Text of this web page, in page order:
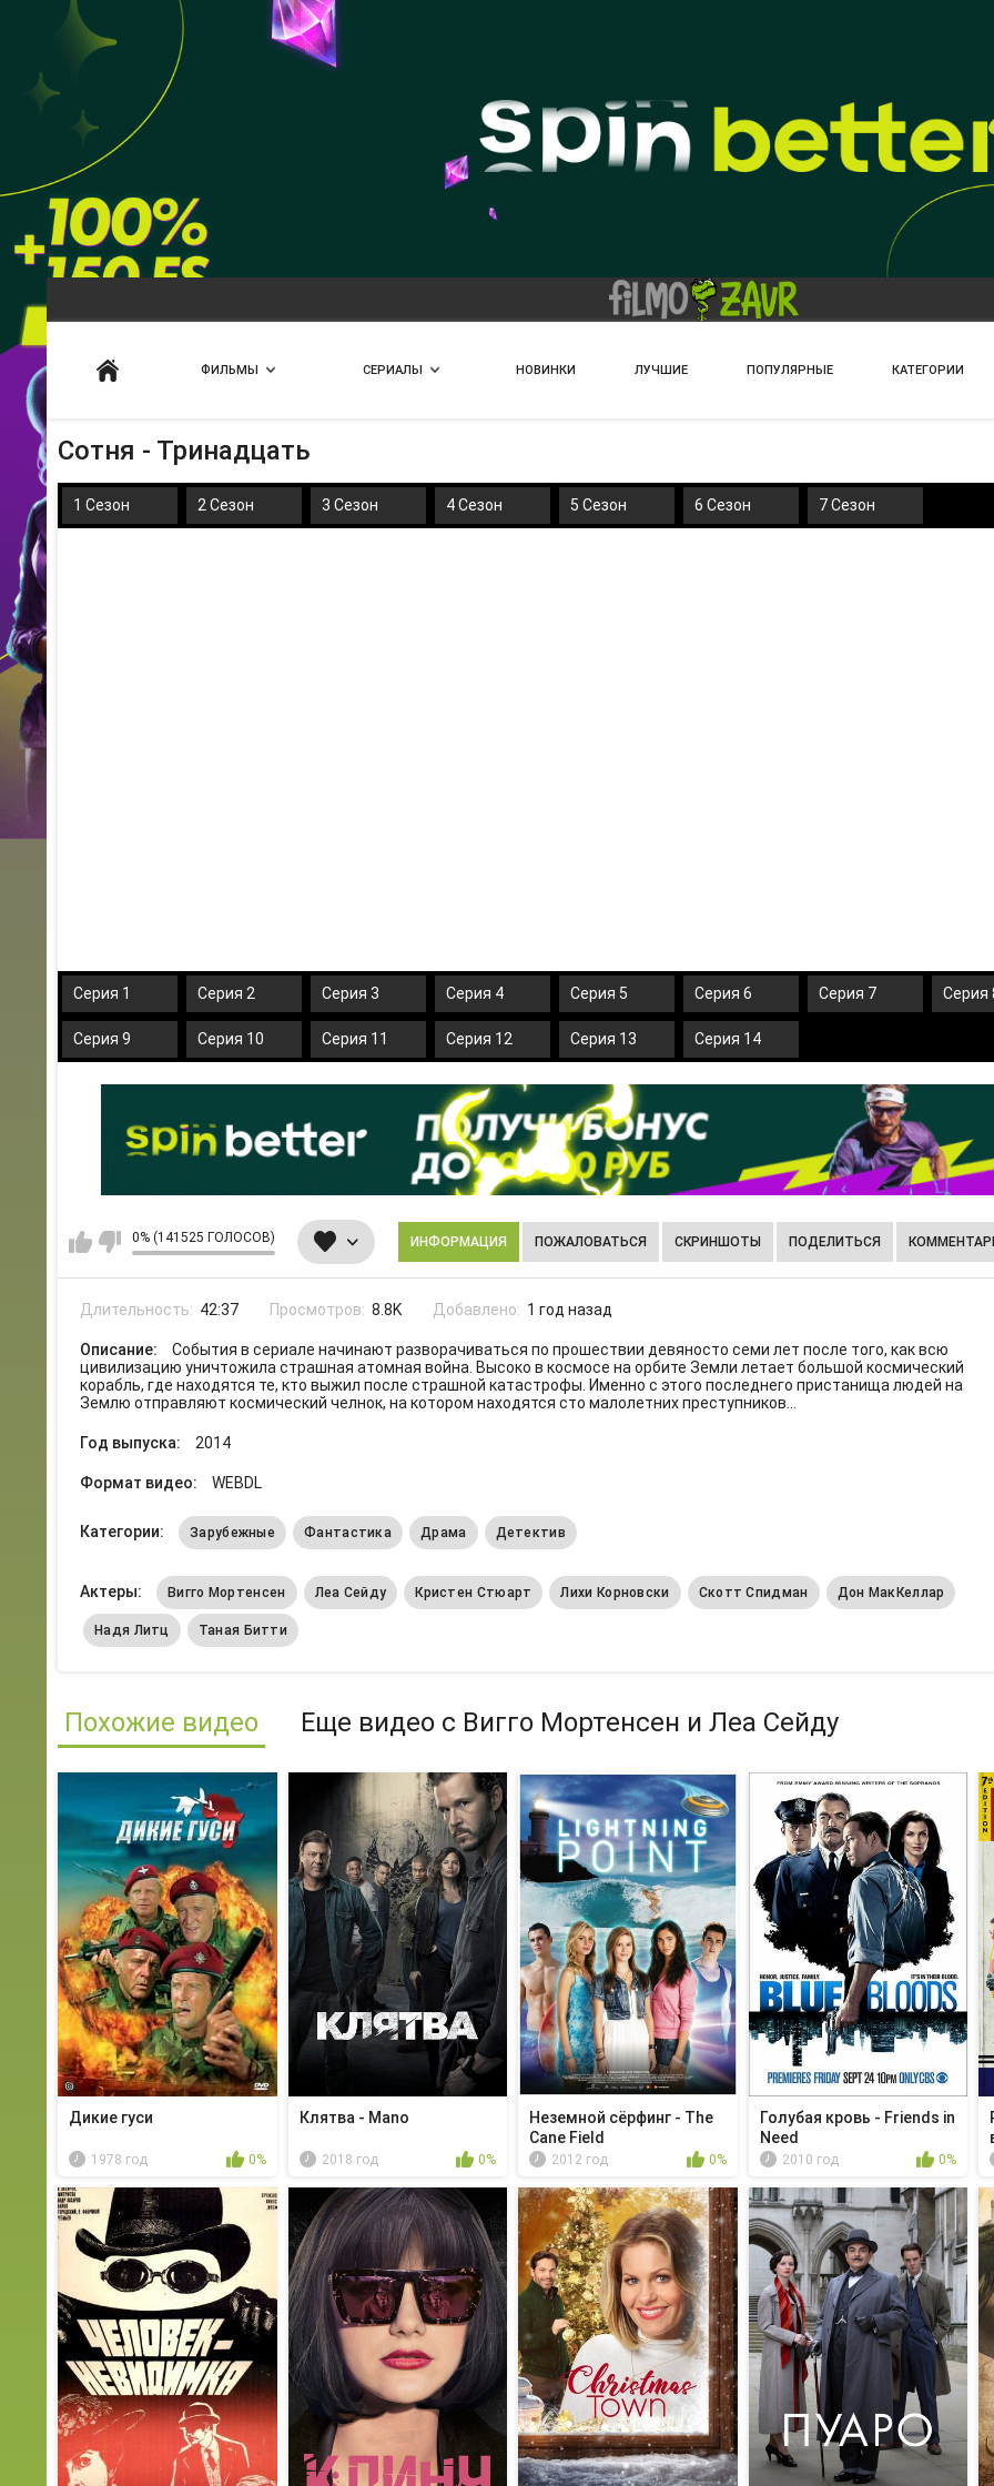
ФИЛЬМЫ СЕРИАЛЫ НОВИНКИ ЛУЧШИЕ ПОПУЛЯРНЫЕ КАТЕГОРИИ
Сотня - Тринадцать
1 Сезон 2 Сезон 3 Сезон 4 Сезон 5 Сезон 6 Сезон 7 Сезон
Серия 1 Серия 2 Серия 3 Серия 4 Серия 5 Серия 6 Серия 7 Серия
Серия 9 Серия 10 Серия 11 Серия 12 Серия 13 Серия 14
0% (141525 ГОЛОСОВ) ИНФОРМАЦИЯ ПОЖАЛОВАТЬСЯ СКРИНШОТЫ ПОДЕЛИТЬСЯ
Длительность: 42:37 Просмотров: 8.8K Добавлено: 1 год назад
Описание:
События в сериале начинают разворачиваться по прошествии девяносто семи лет после того, как всю
цивилизацию уничтожила страшная атомная война. Высоко в космосе на орбите Земли летает большой космический
корабль, где находятся те, кто выжил после страшной катастрофы. Именно с этого последнего пристанища людей на
Землю отправляют космический челнок, на котором находятся сто малолетних преступников...
Год выпуска: 2014
Формат видео: WEBDL
Категории: Зарубежные Фантастика Драма Детектив
Актеры: Вигго Мортенсен Леа Сейду Кристен Стюарт Лихи Корновски Скотт Спидман Дон МакКеллар
Надя Литц Таная Битти
Похожие видео Еще видео с Вигго Мортенсен и Леа Сейду
Дикие гуси
1978 год 0%
Клятва - Mano
2018 год 0%
Неземной сёрфинг - The
Cane Field
2012 год 0%
Голубая кровь - Friends in
Need
2010 год 0%